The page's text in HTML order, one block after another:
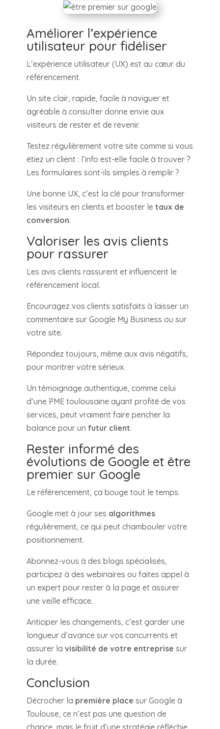
Améliorer l’expérience
utilisateur pour fidéliser
L’expérience utilisateur (UX) est au cœur du
référencement.
Un site clair, rapide, facile à naviguer et
agréable à consulter donne envie aux
visiteurs de rester et de revenir.
Testez régulièrement votre site comme si vous
étiez un client : l’info est-elle facile à trouver ?
Les formulaires sont-ils simples à remplir ?
Une bonne UX, c’est la clé pour transformer
les visiteurs en clients et booster le taux de
conversion.
Valoriser les avis clients
pour rassurer
Les avis clients rassurent et influencent le
référencement local.
Encouragez vos clients satisfaits à laisser un
commentaire sur Google My Business ou sur
votre site.
Répondez toujours, même aux avis négatifs,
pour montrer votre sérieux.
Un témoignage authentique, comme celui
d’une PME toulousaine ayant profité de vos
services, peut vraiment faire pencher la
balance pour un futur client.
Rester informé des
évolutions de Google et être
premier sur Google
Le référencement, ça bouge tout le temps.
Google met à jour ses algorithmes
régulièrement, ce qui peut chambouler votre
positionnement.
Abonnez-vous à des blogs spécialisés,
participez à des webinaires ou faites appel à
un expert pour rester à la page et assurer
une veille efficace.
Anticiper les changements, c’est garder une
longueur d’avance sur vos concurrents et
assurer la visibilité de votre entreprise sur
la durée.
Conclusion
Décrocher la première place sur Google à
Toulouse, ce n’est pas une question de
chance, mais le fruit d’une stratégie réfléchie